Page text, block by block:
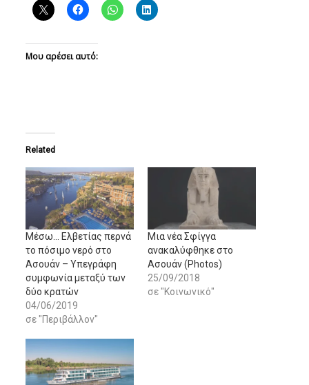
Μου αρέσει αυτό:
Related
Μέσω… Ελβετίας περνά
το πόσιμο νερό στο
Ασουάν – Υπεγράφη
συμφωνία μεταξύ των
δύο κρατών
04/06/2019
σε "Περιβάλλον"
Μια νέα Σφίγγα
ανακαλύφθηκε στο
Ασουάν (Photos)
25/09/2018
σε "Κοινωνικό"